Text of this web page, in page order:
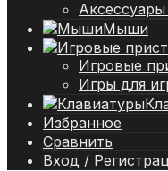
Мыши
Игровые
Игры для
Избранное
Сравнить
Вход /